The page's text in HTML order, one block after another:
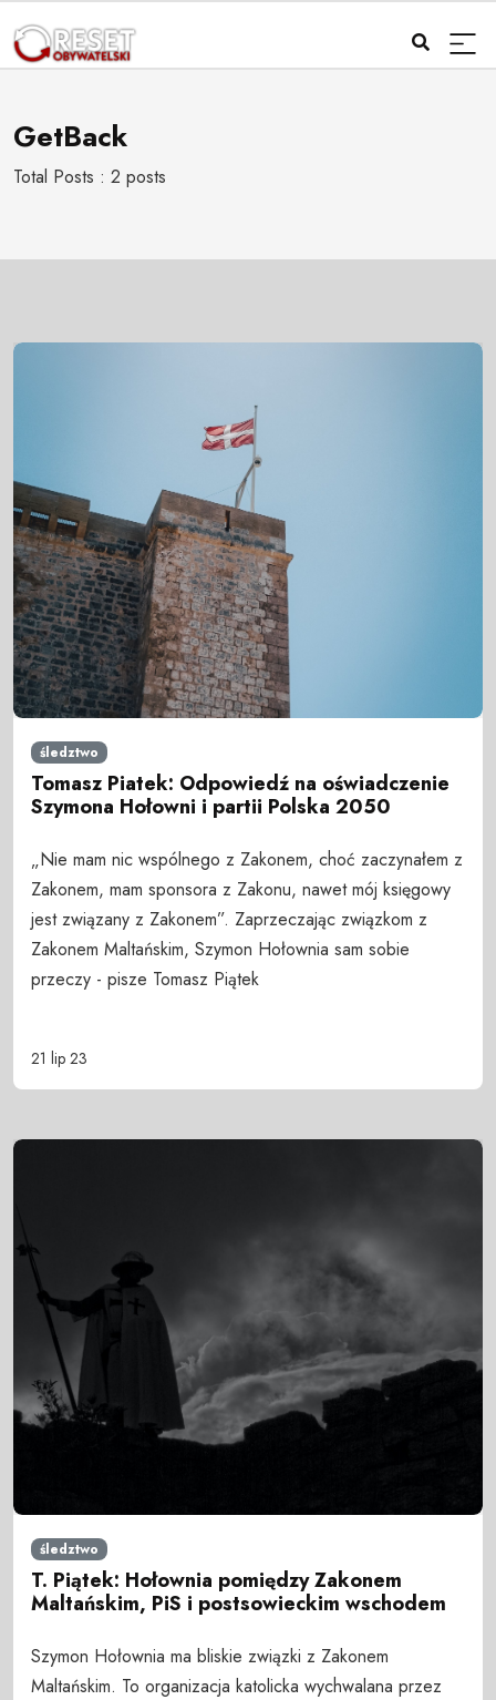
GetBack
Total Posts : 2 posts
śledztwo
Tomasz Piatek: Odpowiedź na oświadczenie
Szymona Hołowni i partii Polska 2050
„Nie mam nic wspólnego z Zakonem, choć zaczynałem z
Zakonem, mam sponsora z Zakonu, nawet mój księgowy
jest związany z Zakonem”. Zaprzeczając związkom z
Zakonem Maltańskim, Szymon Hołownia sam sobie
przeczy - pisze Tomasz Piątek
21 lip 23
śledztwo
T. Piątek: Hołownia pomiędzy Zakonem
Maltańskim, PiS i postsowieckim wschodem
Szymon Hołownia ma bliskie związki z Zakonem
Maltańskim. To organizacja katolicka wychwalana przez